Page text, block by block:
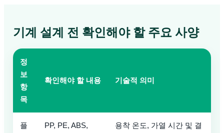
기계 설계 전 확인해야 할 주요 사양
정
보
항
목
확인해야 할 내용 기술적 의미
플
PP, PE, ABS,
용착 온도, 가열 시간 및 결